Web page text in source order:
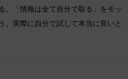
「情報は全て自分で取る」をモッ
。実際に自分で試して本当に良いと